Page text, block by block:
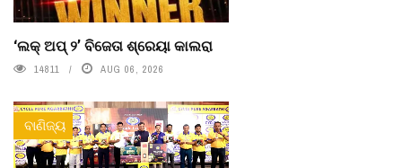
‘ଲକ୍ ଅପ୍ ୨’ ବିଜେତା ଶ୍ରେୟା କାଲରା
14811 AUG 06, 2026
ବାଣିଜ୍ୟ